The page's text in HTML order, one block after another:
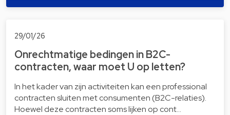
29/01/26
Onrechtmatige bedingen in B2C-
contracten, waar moet U op letten?
In het kader van zijn activiteiten kan een professional
contracten sluiten met consumenten (B2C-relaties).
Hoewel deze contracten soms lijken op cont…